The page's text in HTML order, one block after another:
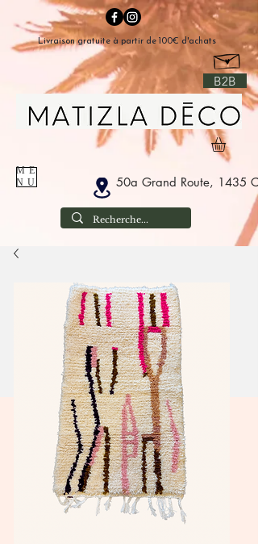
B2B
50a Grand Route, 1435
ME
NU
Livraison gratuite à partir de 100€ d'achats